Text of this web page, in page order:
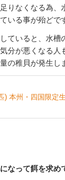
りなくなる為、
いる事が殆どで
ていると、水
分が悪くなる人
の稚貝が発生し
) 本州・四国限定
なって餌を求め